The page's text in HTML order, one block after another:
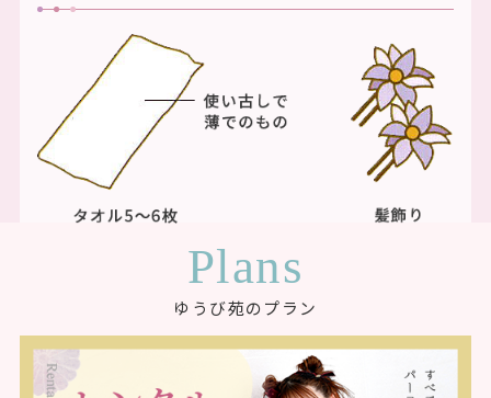
Plans
ゆうび苑のプラン